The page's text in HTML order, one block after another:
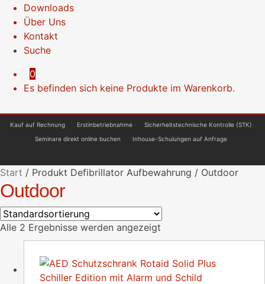
Downloads
Über Uns
Kontakt
Suche
0
Es befinden sich keine Produkte im Warenkorb.
Kauf auf Rechnung Erstinbetriebnahme
Sicherheitstechnische Kontrolle (STK)
Seminare direkt online buchen
Inhouse-Schulungen auf Anfrage
Start / Produkt Defibrillator Aufbewahrung / Outdoor
Outdoor
Alle 2 Ergebnisse werden angezeigt